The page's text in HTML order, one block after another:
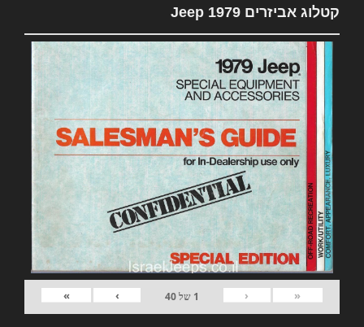
קטלוג אביזרים 1979 Jeep
«
‹
1 של40
›
»